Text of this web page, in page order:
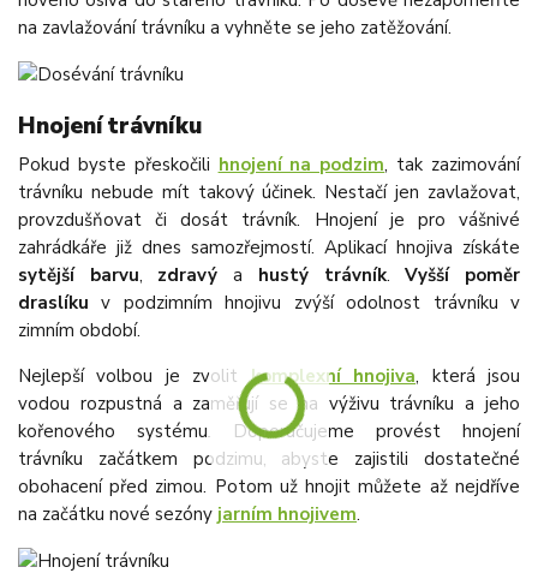
na zavlažování trávníku a vyhněte se jeho zatěžování.
Hnojení trávníku
Pokud byste přeskočili hnojení na podzim, tak zazimování
trávníku nebude mít takový účinek. Nestačí jen zavlažovat,
provzdušňovat či dosát trávník. Hnojení je pro vášnivé
zahrádkáře již dnes samozřejmostí. Aplikací hnojiva získáte
sytější barvu, zdravý a hustý trávník.Vyšší poměr
draslíku v podzimním hnojivu zvýší odolnost trávníku v
zimním období.
Nejlepší volbou je zvolitkomplexní hnojiva, která jsou
vodou rozpustná a zaměřují se na výživu trávníku a jeho
kořenového systému. Doporučujeme provést hnojení
trávníku začátkem podzimu, abyste zajistili dostatečné
obohacení před zimou. Potom už hnojit můžete až nejdříve
na začátku nové sezóny jarním hnojivem.